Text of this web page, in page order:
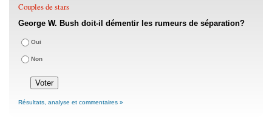
Couples de stars
George W. Bush doit-il démentir les rumeurs de séparation?
Oui
Non
Résultats, analyse et commentaires »